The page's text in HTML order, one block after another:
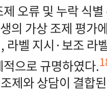
오류 및 누락 식
의 가상 조제 평가
라벨 지시·보조 라
으로 규명하였다.
제와 상담이 결합